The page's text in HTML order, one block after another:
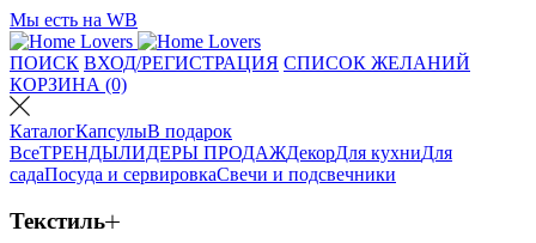
Мы есть на WB
ПОИСК ВХОД/РЕГИСТРАЦИЯ СПИСОК ЖЕЛАНИЙ
КОРЗИНА (0)
КаталогКапсулыВ подарок
ВсеТРЕНДЫЛИДЕРЫ ПРОДАЖДекорДля кухниДля
садаПосуда и сервировкаСвечи и подсвечники
Текстиль